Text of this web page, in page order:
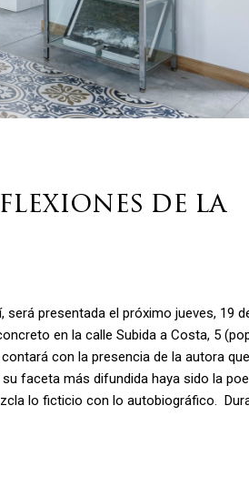
de la
presentada el próximo jueves, 19
en la calle Subida a Costa, 5
con la presencia de la autora
faceta más difundida haya sido la
lo ficticio con lo autobiográfico.